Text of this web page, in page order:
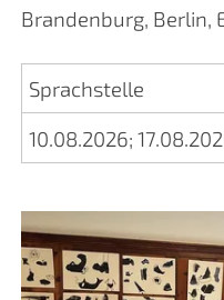
Brandenburg, Berlin,
Sprachstelle
10.08.2026;